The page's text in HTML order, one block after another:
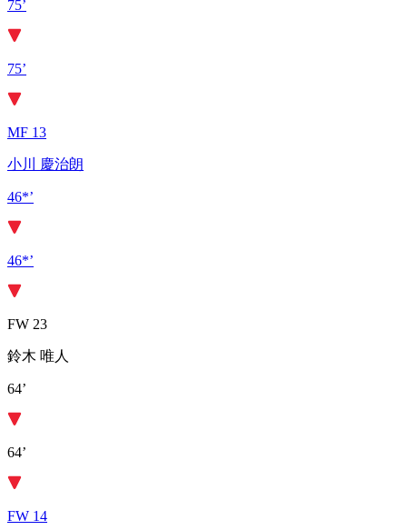
75’
75’
MF 13
小川 慶治朗
46*’
46*’
FW 23
鈴木 唯人
64’
64’
FW 14